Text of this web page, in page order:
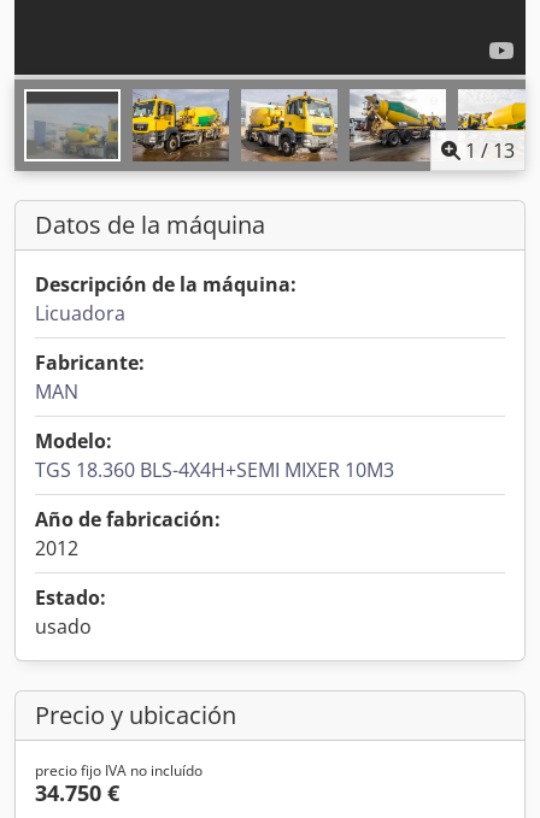
1 / 13
Datos de la máquina
Descripción de la máquina:
Licuadora
Fabricante:
MAN
Modelo:
TGS 18.360 BLS-4X4H+SEMI MIXER 10M3
Año de fabricación:
2012
Estado:
usado
Precio y ubicación
precio fijo IVA no incluído
34.750 €